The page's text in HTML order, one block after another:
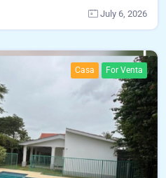
July 6, 2026
Casa For Venta